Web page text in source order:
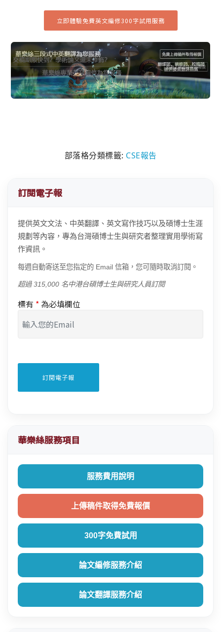
立即體驗免費英文編修300字試用服務
部落格分類標籤: CSE報告
訂閱電子報
提供英文文法、中英翻譯、英文寫作技巧以及碩博士生涯
規劃等內容，專為台灣碩博士生與研究者整理實用學術寫
作資訊。
每週自動寄送至您指定的 Email 信箱，您可隨時取消訂閱。
超過 315,000 名中港台碩博士生與研究人員訂閱
標有 * 為必填欄位
華樂絲服務項目
服務費用說明
上傳稿件取得免費報價
300字免費試用
論文編修服務介紹
論文翻譯服務介紹